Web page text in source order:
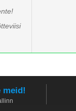
meid!